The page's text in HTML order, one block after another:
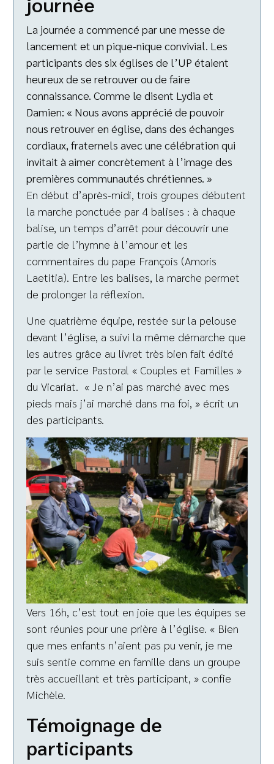
La journée a commencé par une messe de
lancement et un pique-nique convivial. Les
participants des six églises de l’UP étaient
heureux de se retrouver ou de faire
connaissance. Comme le disent Lydia et
Damien: « Nous avons apprécié de pouvoir
nous retrouver en église, dans des échanges
cordiaux, fraternels avec une célébration qui
invitait à aimer concrètement à l’image des
premières communautés chrétiennes. »
En début d’après-midi, trois groupes débutent
la marche ponctuée par 4 balises : à chaque
balise, un temps d’arrêt pour découvrir une
partie de l’hymne à l’amour et les
commentaires du pape François (Amoris
Laetitia). Entre les balises, la marche permet
de prolonger la réflexion.
Une quatrième équipe, restée sur la pelouse
devant l’église, a suivi la même démarche que
les autres grâce au livret très bien fait édité
par le service Pastoral « Couples et Familles »
du Vicariat. « Je n’ai pas marché avec mes
pieds mais j’ai marché dans ma foi, » écrit un
des participants.
Vers 16h, c’est tout en joie que les équipes se
sont réunies pour une prière à l’église. « Bien
que mes enfants n’aient pas pu venir, je me
suis sentie comme en famille dans un groupe
très accueillant et très participant, » confie
Michèle.
Témoignage de
participants